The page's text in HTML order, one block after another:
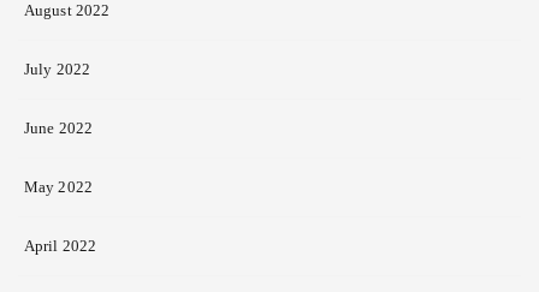
August 2022
July 2022
June 2022
May 2022
April 2022